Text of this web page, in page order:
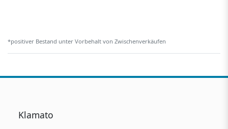
*positiver Bestand unter Vorbehalt von Zwischenverkäufen
Klamato